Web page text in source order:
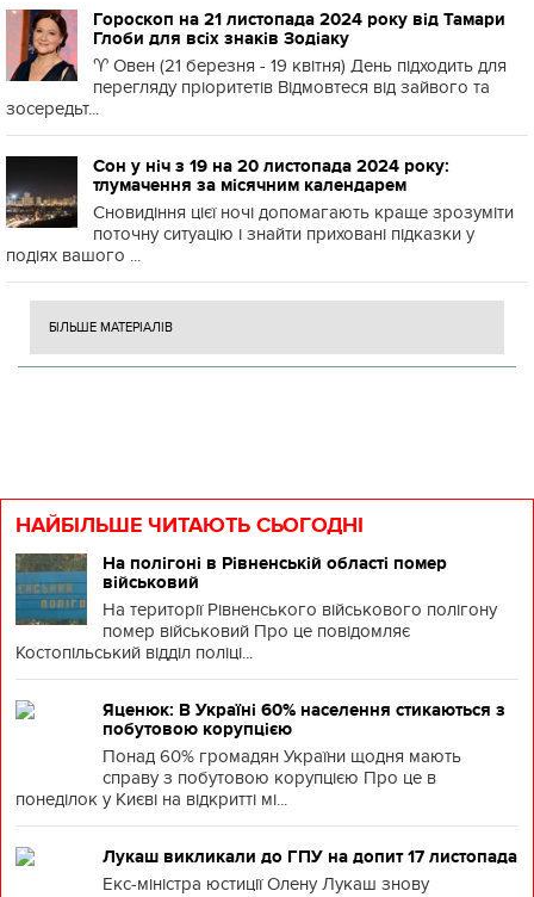
Гороскоп на 21 листопада 2024 року від Тамари
Глоби для всіх знаків Зодіаку
♈️ Овен (21 березня - 19 квітня) День підходить для
перегляду пріоритетів Відмовтеся від зайвого та
зосередьт...
Сон у ніч з 19 на 20 листопада 2024 року:
тлумачення за місячним календарем
Сновидіння цієї ночі допомагають краще зрозуміти
поточну ситуацію і знайти приховані підказки у
подіях вашого ...
БІЛЬШЕ МАТЕРІАЛІВ
НАЙБІЛЬШЕ ЧИТАЮТЬ СЬОГОДНІ
На полігоні в Рівненській області помер
військовий
На території Рівненського військового полігону
помер військовий Про це повідомляє
Костопільський відділ поліці...
Яценюк: В Україні 60% населення стикаються з
побутовою корупцією
Понад 60% громадян України щодня мають
справу з побутовою корупцією Про це в
понеділок у Києві на відкритті мі...
Лукаш викликали до ГПУ на допит 17 листопада
Екс-міністра юстиції Олену Лукаш знову